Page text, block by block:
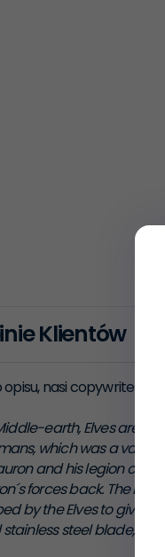
Klientów
nasi
earth, Elves are
which was a
and his legion of
forces back. The
by the Elves to give
steel blade,